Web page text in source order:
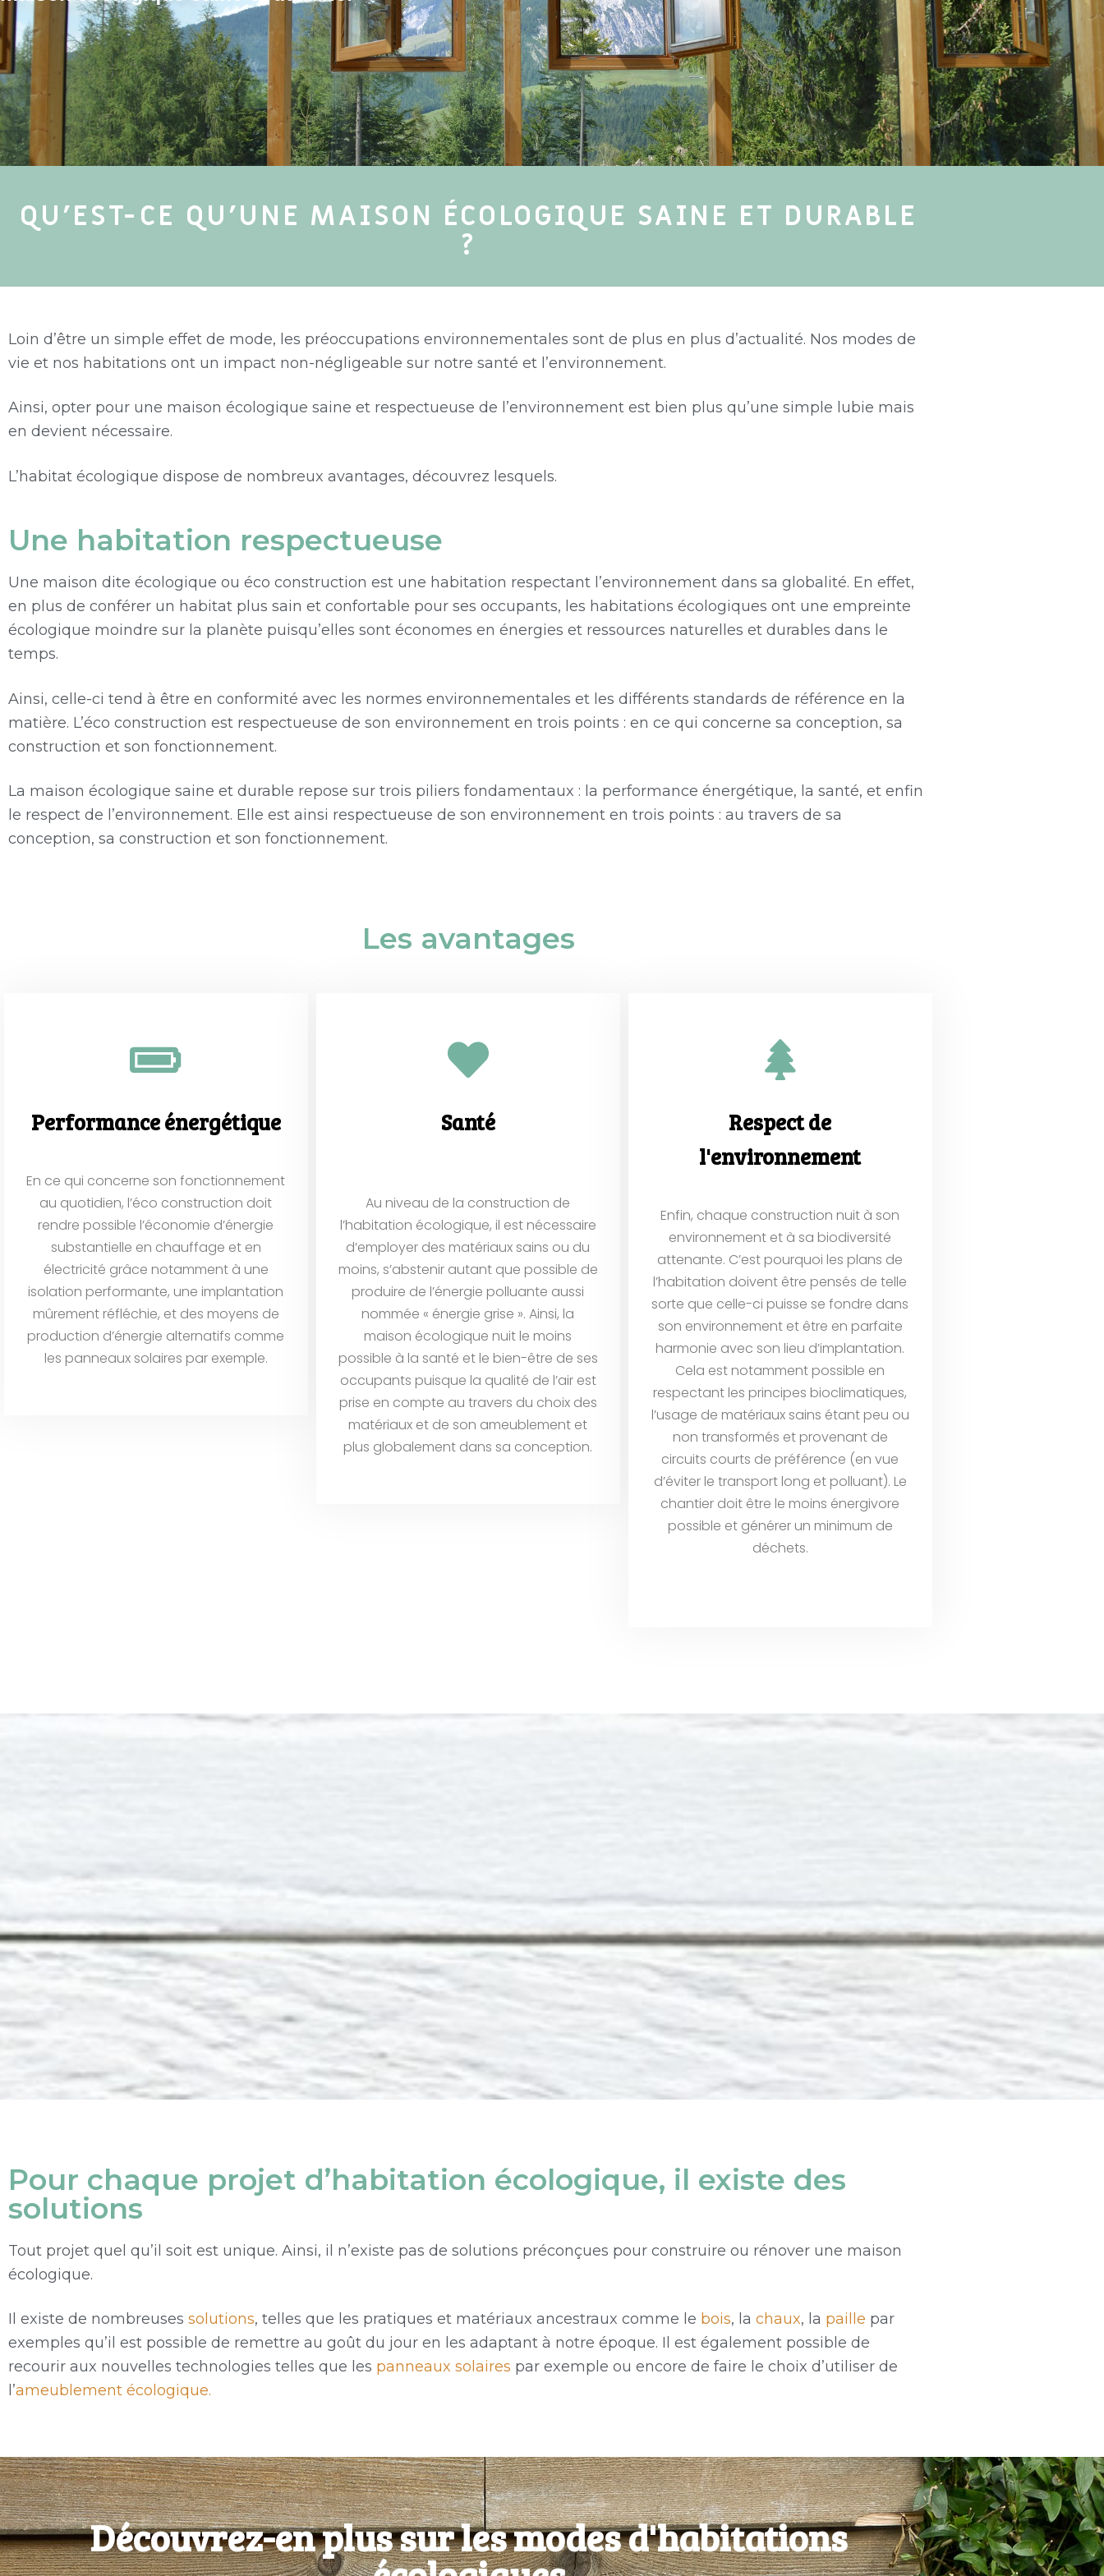
Types de maison écologique
Consommation d’énergie
Chauffer sa maison
Énergie solaire
Électricité
Ameublement Écologique
Blog
À Propos
QU'EST-CE QU'UNE MAISON ÉCOLOGIQUE SAINE ET DURABLE
?
Loin d’être un simple effet de mode, les préoccupations environnementales sont de plus en plus d’actualité. Nos modes de
vie et nos habitations ont un impact non-négligeable sur notre santé et l’environnement.
Ainsi, opter pour une maison écologique saine et respectueuse de l’environnement est bien plus qu’une simple lubie mais
en devient nécessaire.
L’habitat écologique dispose de nombreux avantages, découvrez lesquels.
Une habitation respectueuse
Une maison dite écologique ou éco construction est une habitation respectant l’environnement dans sa globalité. En effet,
en plus de conférer un habitat plus sain et confortable pour ses occupants, les habitations écologiques ont une empreinte
écologique moindre sur la planète puisqu’elles sont économes en énergies et ressources naturelles et durables dans le
temps.
Ainsi, celle-ci tend à être en conformité avec les normes environnementales et les différents standards de référence en la
matière. L’éco construction est respectueuse de son environnement en trois points : en ce qui concerne sa conception, sa
construction et son fonctionnement.
La maison écologique saine et durable repose sur trois piliers fondamentaux : la performance énergétique, la santé, et enfin
le respect de l’environnement. Elle est ainsi respectueuse de son environnement en trois points : au travers de sa
conception, sa construction et son fonctionnement.
Les avantages
Performance énergétique
En ce qui concerne son fonctionnement
au quotidien, l’éco construction doit
rendre possible l’économie d’énergie
substantielle en chauffage et en
électricité grâce notamment à une
isolation performante, une implantation
mûrement réfléchie, et des moyens de
production d’énergie alternatifs comme
les panneaux solaires par exemple.
Santé
Au niveau de la construction de
l’habitation écologique, il est nécessaire
d’employer des matériaux sains ou du
moins, s’abstenir autant que possible de
produire de l’énergie polluante aussi
nommée « énergie grise ». Ainsi, la
maison écologique nuit le moins
possible à la santé et le bien-être de ses
occupants puisque la qualité de l’air est
prise en compte au travers du choix des
matériaux et de son ameublement et
plus globalement dans sa conception.
Respect de
l'environnement
Enfin, chaque construction nuit à son
environnement et à sa biodiversité
attenante. C’est pourquoi les plans de
l’habitation doivent être pensés de telle
sorte que celle-ci puisse se fondre dans
son environnement et être en parfaite
harmonie avec son lieu d’implantation.
Cela est notamment possible en
respectant les principes bioclimatiques,
l’usage de matériaux sains étant peu ou
non transformés et provenant de
circuits courts de préférence (en vue
d’éviter le transport long et polluant). Le
chantier doit être le moins énergivore
possible et générer un minimum de
déchets.
Pour chaque projet d’habitation écologique, il existe des
solutions
Tout projet quel qu’il soit est unique. Ainsi, il n’existe pas de solutions préconçues pour construire ou rénover une maison
écologique.
Il existe de nombreuses solutions, telles que les pratiques et matériaux ancestraux comme le bois, la chaux, la paille par
exemples qu’il est possible de remettre au goût du jour en les adaptant à notre époque. Il est également possible de
recourir aux nouvelles technologies telles que les panneaux solaires par exemple ou encore de faire le choix d’utiliser de
l’ameublement écologique.
Découvrez-en plus sur les modes d'habitations